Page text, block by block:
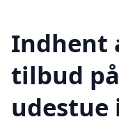
Indhent
tilbud
udestue